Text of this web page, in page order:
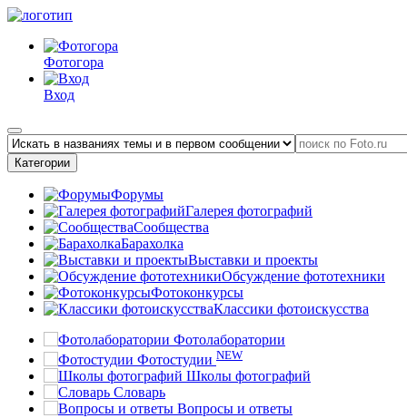
Фотогора
Вход
Категории
Форумы
Галерея фотографий
Сообщества
Барахолка
Выставки и проекты
Обсуждение фототехники
Фотоконкурсы
Классики фотоискусства
Фотолаборатории
Фотостудии NEW
Школы фотографий
Словарь
Вопросы и ответы